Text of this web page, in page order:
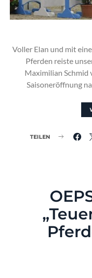
Voller Elan und mit
Pferden reiste
Maximilian Schmid
Saisoneröffnung
TEILEN